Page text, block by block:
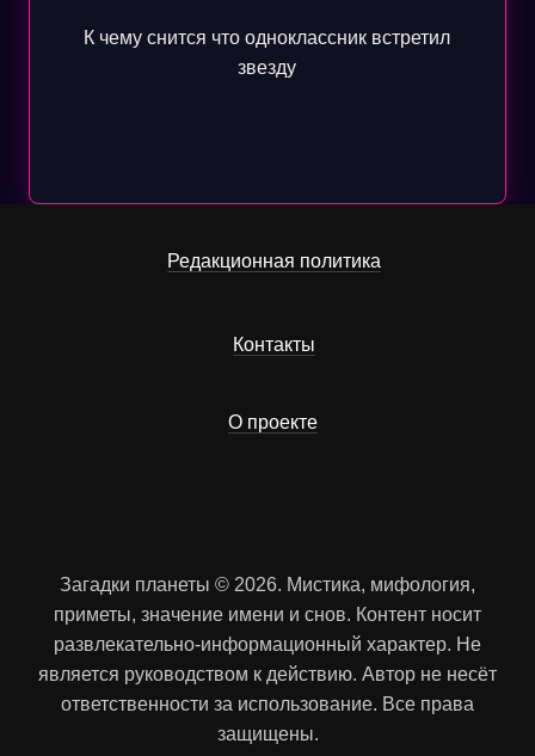
К чему снится что одноклассник встретил
звезду
Редакционная политика
Контакты
О проекте
Загадки планеты © 2026. Мистика, мифология,
приметы, значение имени и снов. Контент носит
развлекательно-информационный характер. Не
является руководством к действию. Автор не несёт
ответственности за использование. Все права
защищены.